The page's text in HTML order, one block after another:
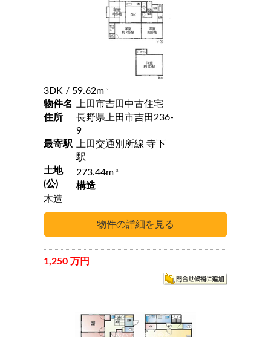
3DK / 59.62m 2
物件名
上田市吉田中古住宅
住所
長野県上田市吉田236-
9
最寄駅
上田交通別所線 寺下
駅
土地
(公)
273.44m 2
構造
木造
1,250 万円